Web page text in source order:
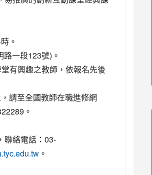
。
一段123號)。
有興趣之教師，依報名先後
請至全國教師在職進修網
。
聯絡電話：03-
。